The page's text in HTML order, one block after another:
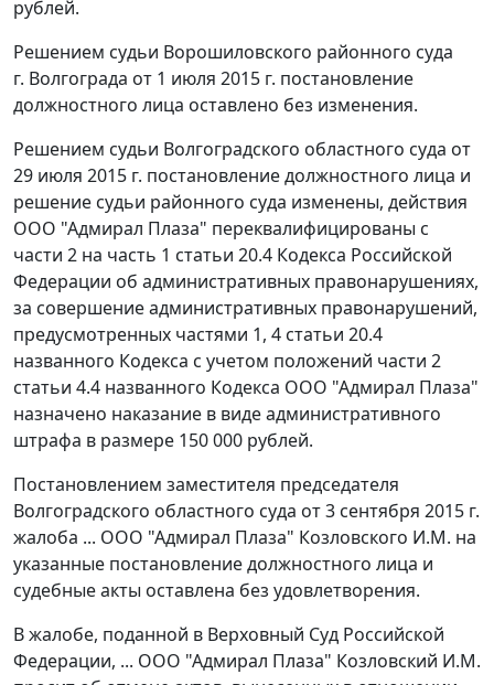
рублей.
Решением судьи Ворошиловского районного суда
г. Волгограда от 1 июля 2015 г. постановление
должностного лица оставлено без изменения.
Решением судьи Волгоградского областного суда от
29 июля 2015 г. постановление должностного лица и
решение судьи районного суда изменены, действия
ООО "Адмирал Плаза" переквалифицированы с
части 2 на часть 1 статьи 20.4 Кодекса Российской
Федерации об административных правонарушениях,
за совершение административных правонарушений,
предусмотренных частями 1, 4 статьи 20.4
названного Кодекса с учетом положений части 2
статьи 4.4 названного Кодекса ООО "Адмирал Плаза"
назначено наказание в виде административного
штрафа в размере 150 000 рублей.
Постановлением заместителя председателя
Волгоградского областного суда от 3 сентября 2015 г.
жалоба ... ООО "Адмирал Плаза" Козловского И.М. на
указанные постановление должностного лица и
судебные акты оставлена без удовлетворения.
В жалобе, поданной в Верховный Суд Российской
Федерации, ... ООО "Адмирал Плаза" Козловский И.М.